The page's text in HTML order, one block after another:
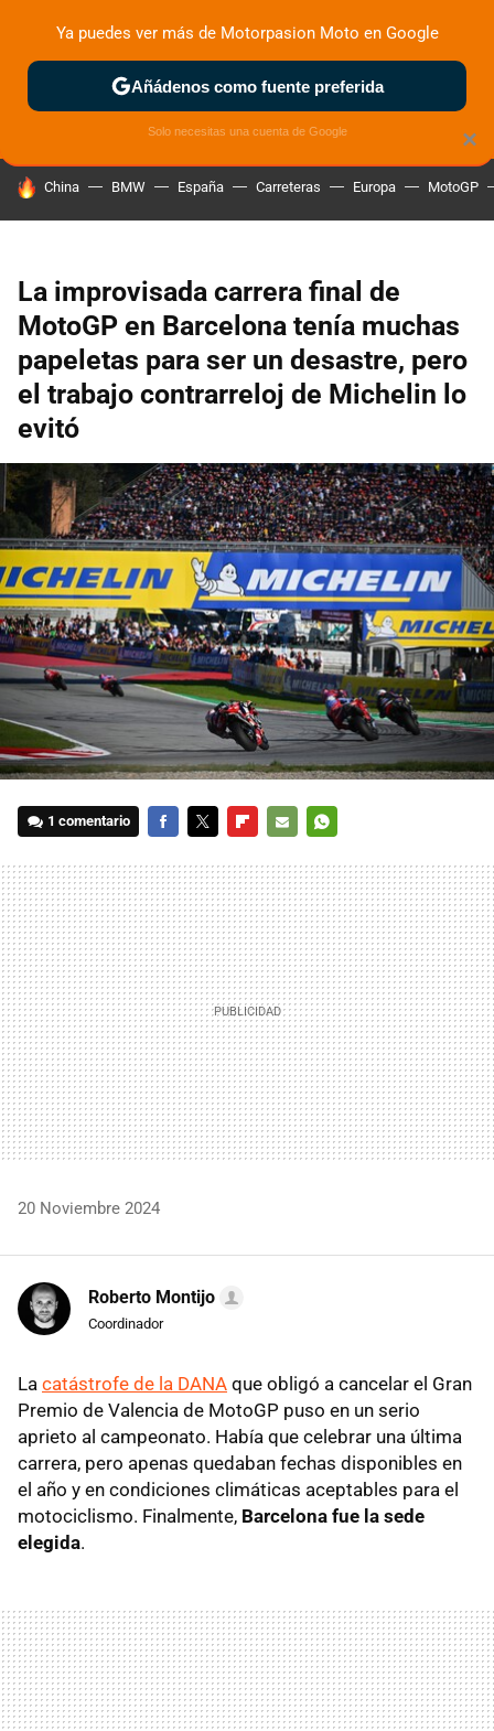
ZONA DE PRUEBAS DEPORTIVAS MOTOS ELÉCTRICAS
HOY SE HABLA DE
China BMW España Carreteras Europa MotoGP
La improvisada carrera final de
MotoGP en Barcelona tenía muchas
papeletas para ser un desastre, pero
el trabajo contrarreloj de Michelin lo
evitó
1 comentario
MAIL
20 Noviembre 2024
Roberto Montijo
Coordinador
La catástrofe de la DANA que obligó a cancelar el Gran
Premio de Valencia de MotoGP puso en un serio
aprieto al campeonato. Había que celebrar una última
carrera, pero apenas quedaban fechas disponibles en
el año y en condiciones climáticas aceptables para el
motociclismo. Finalmente, Barcelona fue la sede
elegida.
×
Ya puedes ver más de Motorpasion Moto en Google
Añádenos como fuente preferida
Solo necesitas una cuenta de Google